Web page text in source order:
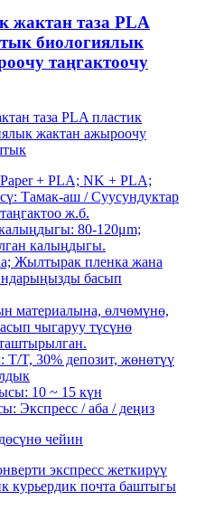
жактан таза PLA
биологиялык
таңгактоочу
таза PLA пластик
жактан ажыроочу
+ PLA; NK + PLA;
Тамак-аш / Суусундуктар
ж.б.
80-120μm;
калыңдыгы.
Жылтырак пленка жана
басып
материалына, өлчөмүнө,
чыгаруу түсүнө
T/T, 30% депозит, жөнөтүү
10 ~ 15 күн
Экспресс / аба / деңиз
чейин